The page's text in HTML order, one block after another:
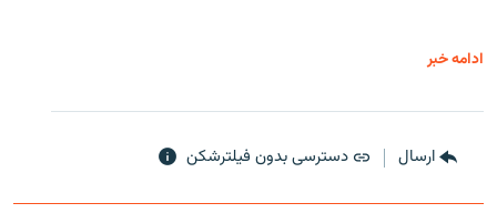
ادامه خبر
ارسال دسترسی بدون فیلترشکن